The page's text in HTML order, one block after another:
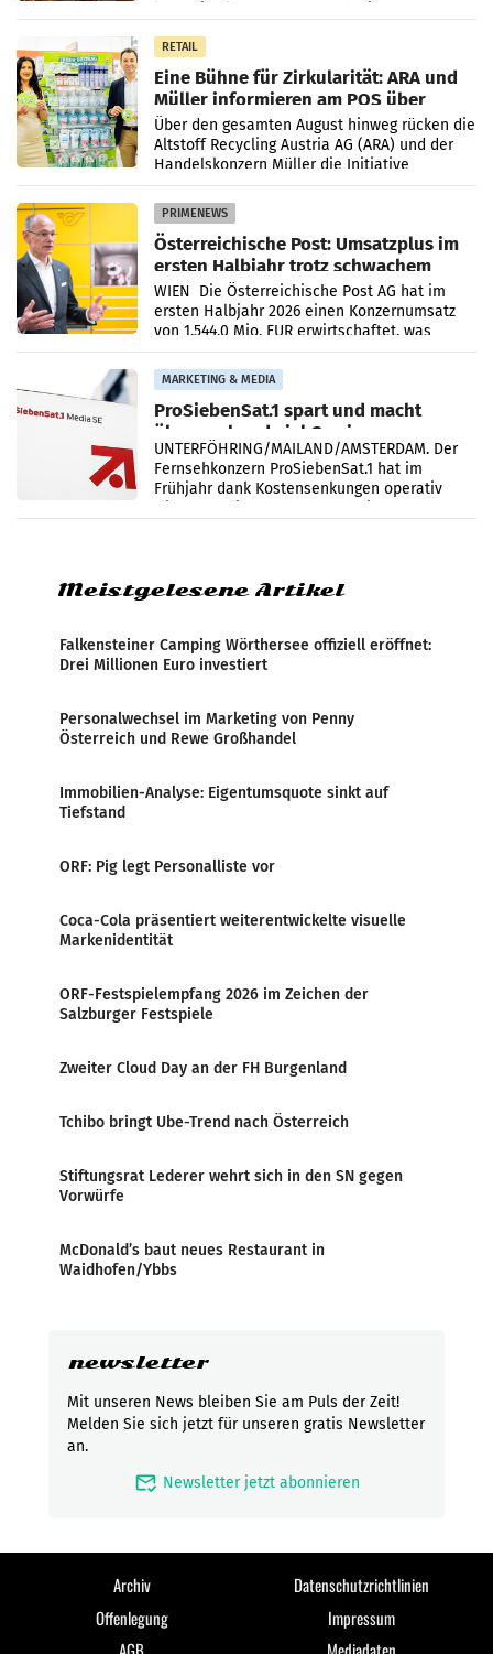
RETAIL
Eine Bühne für Zirkularität: ARA und
Müller informieren am POS über
Kreislauffähigkeit
Über den gesamten August hinweg rücken die
Altstoff Recycling Austria AG (ARA) und der
Handelskonzern Müller die Initiative
„Kreislauf-Helden“ in allen österreichischen
Müller-Filialen
PRIMENEWS
Österreichische Post: Umsatzplus im
ersten Halbjahr trotz schwachem
Briefgeschäft
WIEN Die Österreichische Post AG hat im
ersten Halbjahr 2026 einen Konzernumsatz
von 1.544,0 Mio. EUR erwirtschaftet, was
einem Plus von 3,8 Prozent gegenüber dem
Vergleichszeitraum
MARKETING & MEDIA
ProSiebenSat.1 spart und macht
überraschend viel Gewinn
UNTERFÖHRING/MAILAND/AMSTERDAM. Der
Fernsehkonzern ProSiebenSat.1 hat im
Frühjahr dank Kostensenkungen operativ
Meistgelesene Artikel
Falkensteiner Camping Wörthersee offiziell eröffnet:
Drei Millionen Euro investiert
Personalwechsel im Marketing von Penny
Österreich und Rewe Großhandel
Immobilien-Analyse: Eigentumsquote sinkt auf
Tiefstand
ORF: Pig legt Personalliste vor
Coca-Cola präsentiert weiterentwickelte visuelle
Markenidentität
ORF-Festspielempfang 2026 im Zeichen der
Salzburger Festspiele
Zweiter Cloud Day an der FH Burgenland
Tchibo bringt Ube-Trend nach Österreich
Stiftungsrat Lederer wehrt sich in den SN gegen
Vorwürfe
McDonald’s baut neues Restaurant in
Waidhofen/Ybbs
newsletter
Mit unseren News bleiben Sie am Puls der Zeit!
Melden Sie sich jetzt für unseren gratis Newsletter
an.
mark_email_read Newsletter jetzt abonnieren
Archiv
Datenschutzrichtlinien
Offenlegung
Impressum